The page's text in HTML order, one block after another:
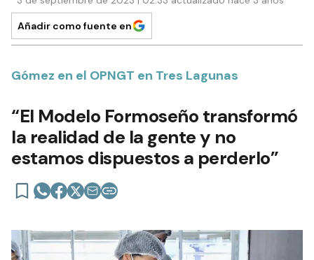
Añadir como fuente en
Gómez en el OPNGT en Tres Lagunas
“El Modelo Formoseño transformó
la realidad de la gente y no
estamos dispuestos a perderlo”